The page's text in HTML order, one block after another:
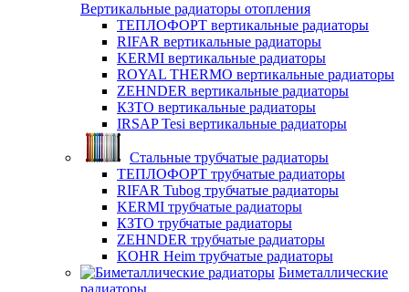
Вертикальные радиаторы отопления
ТЕПЛОФОРТ вертикальные радиаторы
RIFAR вертикальные радиаторы
KERMI вертикальные радиаторы
ROYAL THERMO вертикальные радиаторы
ZEHNDER вертикальные радиаторы
КЗТО вертикальные радиаторы
IRSAP Tesi вертикальные радиаторы
Стальные трубчатые радиаторы
ТЕПЛОФОРТ трубчатые радиаторы
RIFAR Tubog трубчатые радиаторы
KERMI трубчатые радиаторы
КЗТО трубчатые радиаторы
ZEHNDER трубчатые радиаторы
KOHR Heim трубчатые радиаторы
Биметаллические
радиаторы